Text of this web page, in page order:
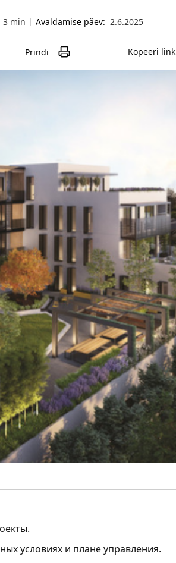
3min Avaldamise päev: 2.6.2025
Prindi Kopeeri link
условиях и плане управления.